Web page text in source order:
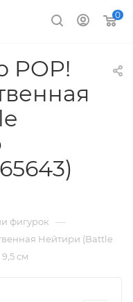
0
POP!
фигурок —
Нейтири (Battle
см